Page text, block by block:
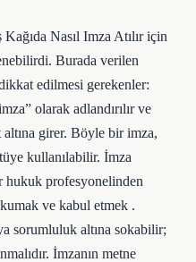
Kağıda Nasıl Imza Atılır için
Burada verilen
edilmesi gerekenler:
olarak adlandırılır ve
girer. Böyle bir imza,
kullanılabilir. İmza
hukuk profesyonelinden
ve kabul etmek .
sorumluluk altına sokabilir;
İmzanın metne